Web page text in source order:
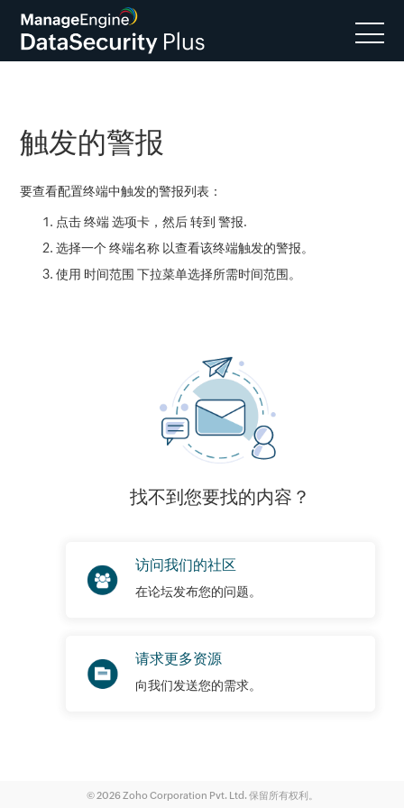
触发的警报
要查看配置终端中触发的警报列表：
点击终端选项卡，然后 转到警报.
选择一个终端名称 以查看该终端触发的警报。
使用 时间范围 下拉菜单选择所需时间范围。
找不到您要找的内容？
访问我们的社区
在论坛发布您的问题。
请求更多资源
向我们发送您的需求。
© 2026 Zoho Corporation Pvt. Ltd. 保留所有权利。